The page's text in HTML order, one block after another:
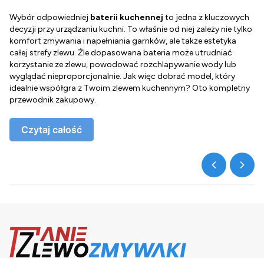
Wybór odpowiedniej baterii kuchennej to jedna z kluczowych
decyzji przy urządzaniu kuchni. To właśnie od niej zależy nie tylko
komfort zmywania i napełniania garnków, ale także estetyka
całej strefy zlewu. Źle dopasowana bateria może utrudniać
korzystanie ze zlewu, powodować rozchlapywanie wody lub
wyglądać nieproporcjonalnie. Jak więc dobrać model, który
idealnie współgra z Twoim zlewem kuchennym? Oto kompletny
przewodnik zakupowy.
Czytaj całość